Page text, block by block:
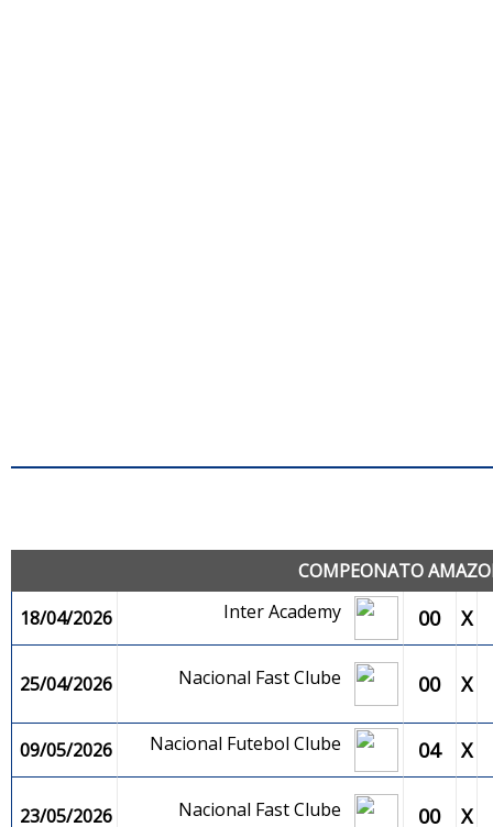
COMPEONATO
18/04/2026
Inter Academy 00 X
25/04/2026 Nacional Fast Clube 00 X
09/05/2026 Nacional Futebol Clube 04 X
23/05/2026 Nacional Fast Clube 00 X